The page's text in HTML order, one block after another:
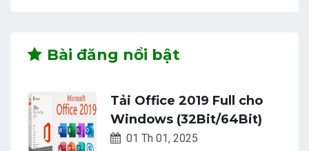
Bài đăng nổi bật
Tải Office 2019 Full cho
Windows (32Bit/64Bit)
01 Th 01, 2025